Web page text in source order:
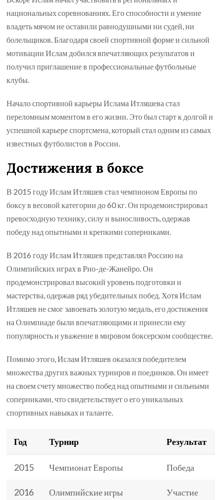
национальных соревнованиях. Его способности и умение
владеть мячом не оставили равнодушными ни судей, ни
болельщиков. Благодаря своей спортивной форме и сильной
мотивации Ислам добился впечатляющих результатов и
получил приглашение в профессиональные футбольные
клубы.
Начало спортивной карьеры Ислама Итляшева стал
переломным моментом в его жизни. Это был старт к долгой и
успешной карьере спортсмена, который стал одним из самых
известных футболистов в России.
Достижения в боксе
В 2015 году Ислам Итляшев стал чемпионом Европы по
боксу в весовой категории до 60 кг. Он продемонстрировал
превосходную технику, силу и выносливость, одержав
победу над опытными и крепкими соперниками.
В 2016 году Ислам Итляшев представлял Россию на
Олимпийских играх в Рио-де-Жанейро. Он
продемонстрировал высокий уровень подготовки и
мастерства, одержав ряд убедительных побед. Хотя Ислам
Итляшев не смог завоевать золотую медаль, его достижения
на Олимпиаде были впечатляющими и принесли ему
популярность и уважение в мировом боксерском сообществе.
Помимо этого, Ислам Итляшев оказался победителем
множества других важных турниров и поединков. Он имеет
на своем счету множество побед над опытными и сильными
соперниками, что свидетельствует о его уникальных
спортивных навыках и таланте.
Год Турнир Результат
2015 Чемпионат Европы Победа
2016 Олимпийские игры Участие